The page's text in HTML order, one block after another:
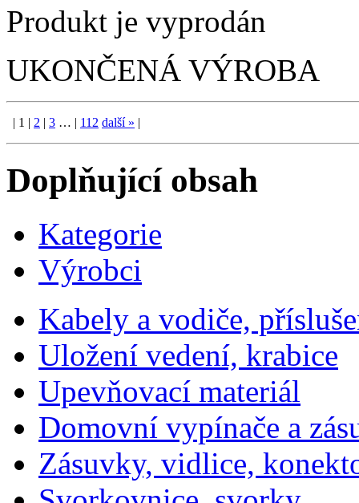
Produkt je vyprodán
UKONČENÁ VÝROBA
| 1 | 2 | 3 … | 112 další» |
Doplňující obsah
Kategorie
Výrobci
Kabely a vodiče,
Uložení vedení, krabice
Upevňovací materiál
Domovní vypínače a
Zásuvky, vidlice,